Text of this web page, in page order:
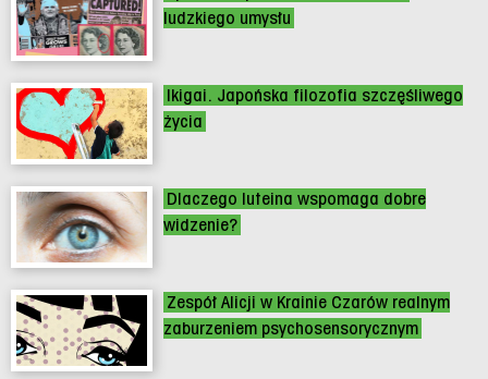
ludzkiego umysłu
Ikigai. Japońska filozofia szczęśliwego
życia
Dlaczego luteina wspomaga dobre
widzenie?
Zespół Alicji w Krainie Czarów realnym
zaburzeniem psychosensorycznym